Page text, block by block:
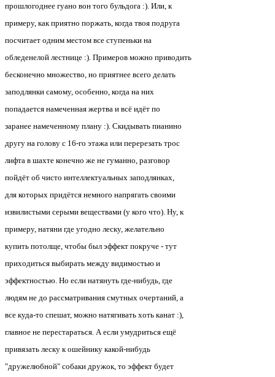
прошлогоднее гуано вон того бульдога :). Или, к
примеру, как приятно поржать, когда твоя подруга
посчитает одним местом все ступеньки на
обледенелой лестнице :). Примеров можно приводить
бесконечно множество, но приятнее всего делать
заподлянки самому, особенно, когда на них
попадается намеченная жертва и всё идёт по
заранее намеченному плану :). Скидывать пианино
другу на голову с 16-го этажа или перерезать трос
лифта в шахте конечно же не гуманно, разговор
пойдёт об чисто интеллектуальных заподлянках,
для которых придётся немного напрягать своими
извилистыми серыми веществами (у кого что). Ну, к
примеру, натяни где угодно леску, желательно
купить потолще, чтобы был эффект покруче - тут
приходиться выбирать между видимостью и
эффектностью. Но если натянуть где-нибудь, где
людям не до рассматривания смутных очертаний, а
все куда-то спешат, можно натягивать хоть канат :),
главное не перестараться. А если умудриться ещё
привязать леску к ошейнику какой-нибудь
"дружелюбной" собаки дружок, то эффект будет